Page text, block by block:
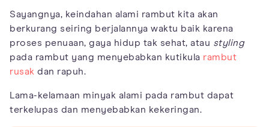
Sayangnya, keindahan alami rambut kita akan
berkurang seiring berjalannya waktu baik karena
proses penuaan, gaya hidup tak sehat, atau styling
pada rambut yang menyebabkan kutikula rambut
rusak dan rapuh.
Lama-kelamaan minyak alami pada rambut dapat
terkelupas dan menyebabkan kekeringan.